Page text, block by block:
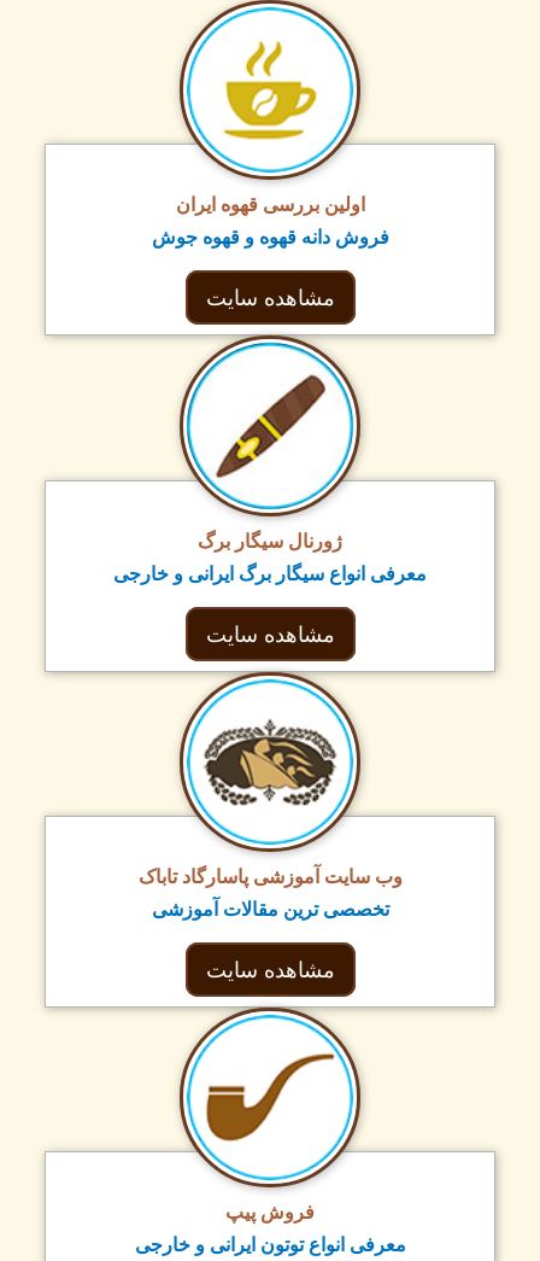
اولین بررسی قهوه ایران
فروش دانه قهوه و قهوه جوش
مشاهده سایت
ژورنال سیگار برگ
معرفی انواع سیگار برگ ایرانی و خارجی
مشاهده سایت
وب سایت آموزشی پاسارگاد تاباک
تخصصی ترین مقالات آموزشی
مشاهده سایت
فروش پیپ
معرفی انواع توتون ایرانی و خارجی